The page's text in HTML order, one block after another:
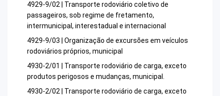
4929-9/02 | Transporte rodoviário coletivo de
passageiros, sob regime de fretamento,
intermunicipal, interestadual e internacional
4929-9/03 | Organização de excursões em veículos
rodoviários próprios, municipal
4930-2/01 | Transporte rodoviário de carga, exceto
produtos perigosos e mudanças, municipal.
4930-2/02 | Transporte rodoviário de carga, exceto